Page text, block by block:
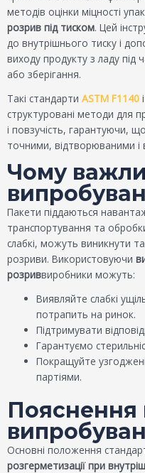
методів оцінки міцності
розрив під тиском. Цей
до внутрішнього тиску і
виходу продукту з ладу під
або зберігання.
Такі стандарти ASTM F1140 і
структуровані методи для
і повзучість, гарантуючи,
точними, відтворюваними і
Чому
Пакети піддаються
транспортування та
слабкі, можуть виникнути
розриви. Використовуючи
розриввиробники можуть:
Виявляйте слабкі
потрапить на ринок.
Підтримувати
Гарантуємо
Покращуйте
партіями.
Пояснення
Основні положення
розгерметизації при